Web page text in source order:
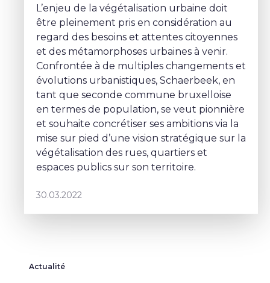
L’enjeu de la végétalisation urbaine doit
être pleinement pris en considération au
regard des besoins et attentes citoyennes
et des métamorphoses urbaines à venir.
Confrontée à de multiples changements et
évolutions urbanistiques, Schaerbeek, en
tant que seconde commune bruxelloise
en termes de population, se veut pionnière
et souhaite concrétiser ses ambitions via la
mise sur pied d’une vision stratégique sur la
végétalisation des rues, quartiers et
espaces publics sur son territoire.
30.03.2022
Actualité